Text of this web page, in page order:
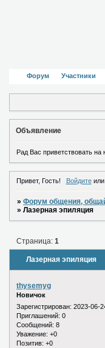
Форум Участники
Объявление
Рад Вас приветствовать
Привет, Гость! Войдитеили
»Форум общения,
»Лазерная эпиляция
Лазерная эпиляция
Страница:1
thysemyg
Новичок
Зарегистрирован: 2023-06-
Приглашений: 0
Сообщений: 8
Уважение: +0
Позитив: +0